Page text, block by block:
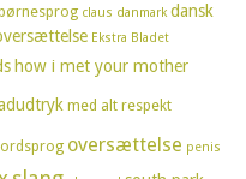
børnesprog claus danmark dansk
Ekstra Bladet
how i met your mother
med alt respekt
ordsprog oversættelse penis